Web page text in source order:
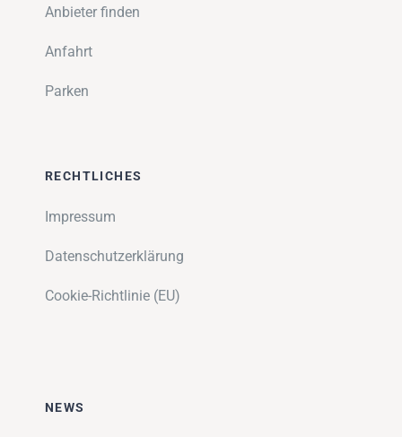
Anbieter finden
Anfahrt
Parken
RECHTLICHES
Impressum
Datenschutzerklärung
Cookie-Richtlinie (EU)
NEWS